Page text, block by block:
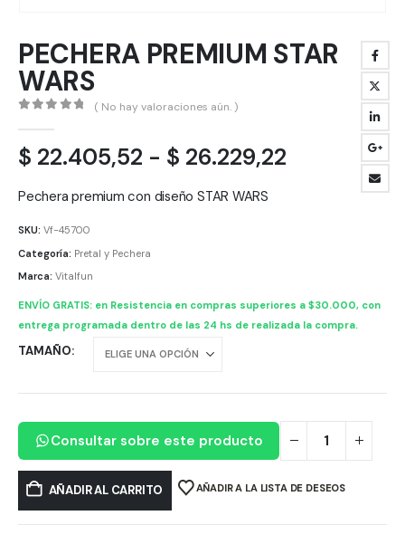
PECHERA PREMIUM STAR
WARS
( No hay valoraciones aún. )
$ 22.405,52 - $ 26.229,22
precios:
Pechera premium con diseño STAR WARS
SKU: Vf-45700
Categoría: Pretal y Pechera
Marca: Vitalfun
ENVÍO GRATIS: en Resistencia en compras superiores a $30.000, con
entrega programada dentro de las 24 hs de realizada la compra.
TAMAÑO
Consultar sobre este producto
AÑADIR AL CARRITO AÑADIR A LA LISTA DE DESEOS